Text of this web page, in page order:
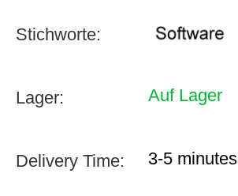
Stichworte:
Lager: Auf Lager
Delivery Time: 3-5 minutes